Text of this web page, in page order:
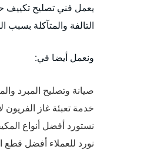
يعمل فني تصليح تكييف
التالفة والمتآكلة بسبب
ونعمل أيضا في:
صيانة وتصليح المبرد
خدمة تعبئة غاز
نستورد أفضل أنواع
نورد للعملاء أفضل قطع